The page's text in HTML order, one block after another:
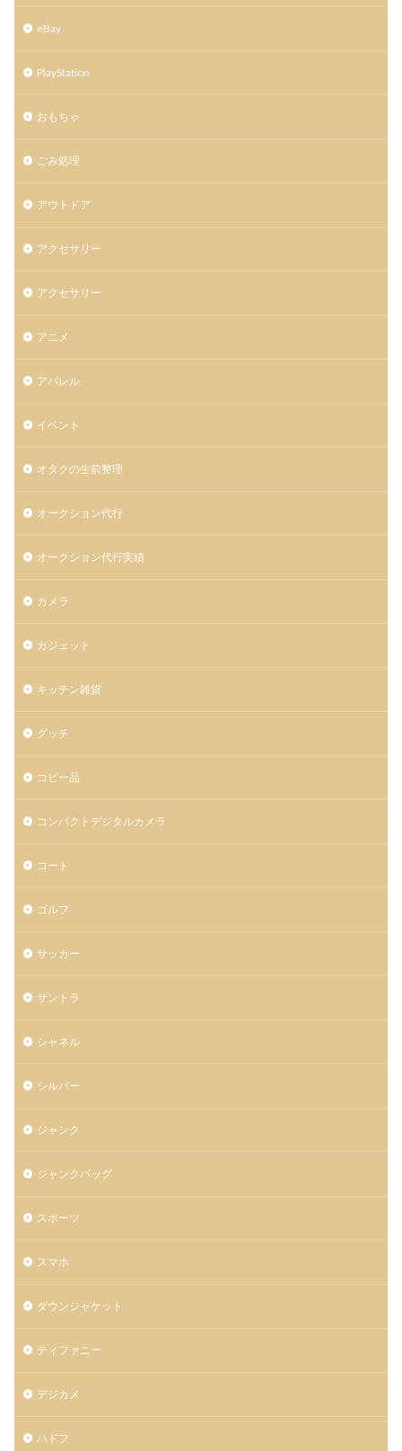
eBay
PlayStation
おもちゃ
ごみ処理
アウトドア
アクセサリー
アクセサリー
アニメ
アパレル
イベント
オタクの生前整理
オークション代行
オークション代行実績
カメラ
ガジェット
キッチン雑貨
グッチ
コピー品
コンパクトデジタルカメラ
コート
ゴルフ
サッカー
サントラ
シャネル
シルバー
ジャンク
ジャンクバッグ
スポーツ
スマホ
ダウンジャケット
ティファニー
デジカメ
ハドフ